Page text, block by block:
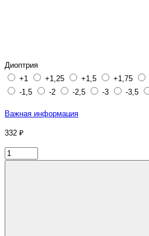
Диоптрия
+1
+1,25 +1,5 +1,75
-1,5
-2 -2,5 -3 -3,5
Важная информация
332 ₽